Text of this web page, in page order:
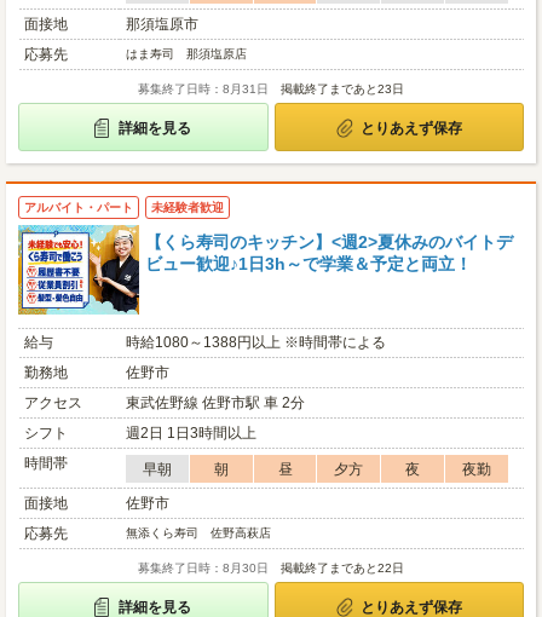
面接地
那須塩原市
応募先
はま寿司 那須塩原店
募集終了日時：8月31日 掲載終了まであと23日
詳細を見る とりあえず保存
アルバイト・パート 未経験者歓迎
【くら寿司のキッチン】<週2>夏休みのバイトデ
ビュー歓迎♪1日3h～で学業＆予定と両立！
給与
時給1080～1388円以上 ※時間帯による
勤務地
佐野市
アクセス
東武佐野線 佐野市駅 車 2分
シフト
週2日 1日3時間以上
時間帯
早朝 朝 昼 夕方 夜
夜勤
面接地
佐野市
応募先
無添くら寿司 佐野高萩店
募集終了日時：8月30日 掲載終了まであと22日
詳細を見る とりあえず保存